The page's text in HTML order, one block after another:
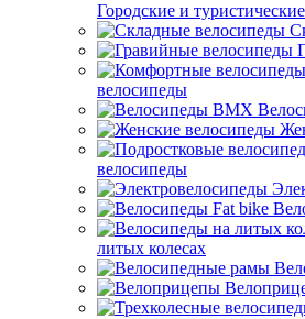
Городские и
велосипеды
велосипеды
литых колесах